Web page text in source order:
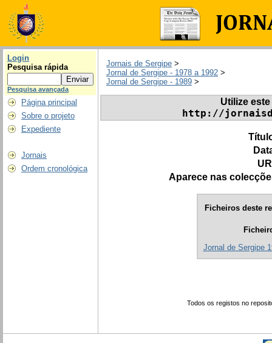
Login
Pesquisa rápida
Pesquisa avançada
Página principal
Sobre o projeto
Expediente
Jornais
Ordem cronológica
Jornais de Sergipe >
Jornal de Sergipe - 1978 a 1992 >
Jornal de Sergipe - 1989 >
Utilize
http://
Aparece nas
Ficheiros deste
Jornal de Sergipe
Todos os registos no